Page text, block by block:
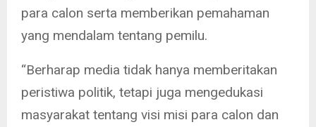
para calon serta memberikan pemahaman
yang mendalam tentang pemilu.
“Berharap media tidak hanya memberitakan
peristiwa politik, tetapi juga mengedukasi
masyarakat tentang visi misi para calon dan